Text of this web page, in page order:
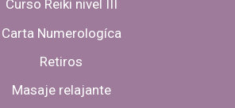
Curso Reiki nivel III
Carta Numerologíca
Retiros
Masaje relajante